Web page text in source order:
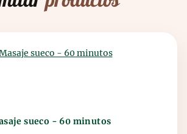
sueco - 60 minutos